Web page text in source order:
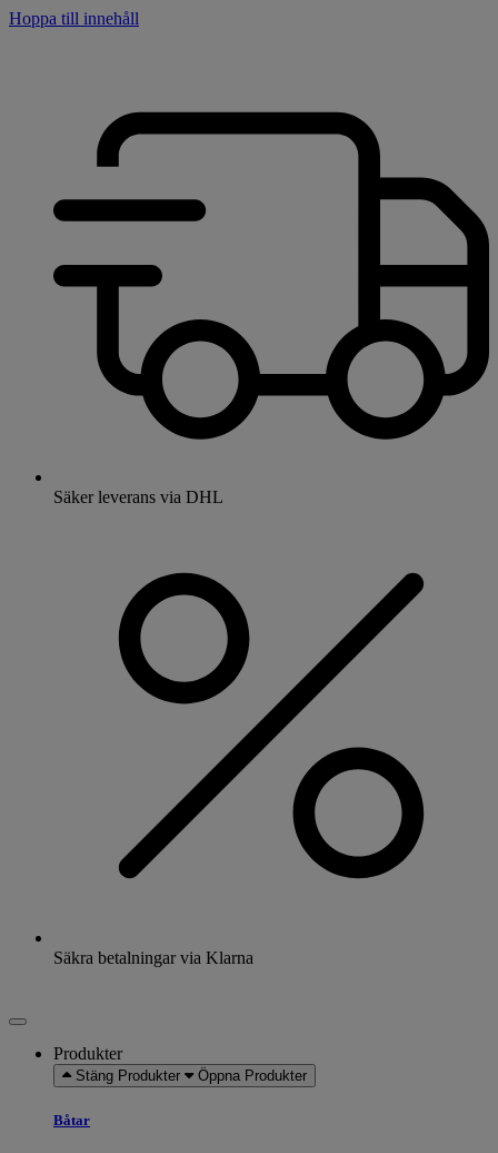
Hoppa till innehåll
Säker leverans via DHL
Säkra betalningar via Klarna
Produkter
Stäng Produkter Öppna Produkter
Båtar